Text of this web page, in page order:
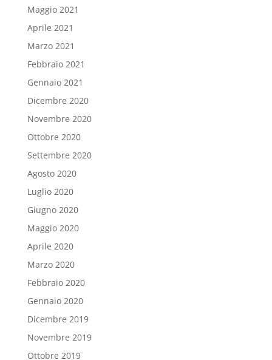
Maggio 2021
Aprile 2021
Marzo 2021
Febbraio 2021
Gennaio 2021
Dicembre 2020
Novembre 2020
Ottobre 2020
Settembre 2020
Agosto 2020
Luglio 2020
Giugno 2020
Maggio 2020
Aprile 2020
Marzo 2020
Febbraio 2020
Gennaio 2020
Dicembre 2019
Novembre 2019
Ottobre 2019